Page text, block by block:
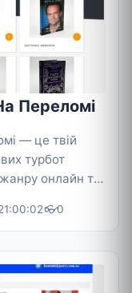
Переломі
— це твій
турбот
онлайн та
👓0